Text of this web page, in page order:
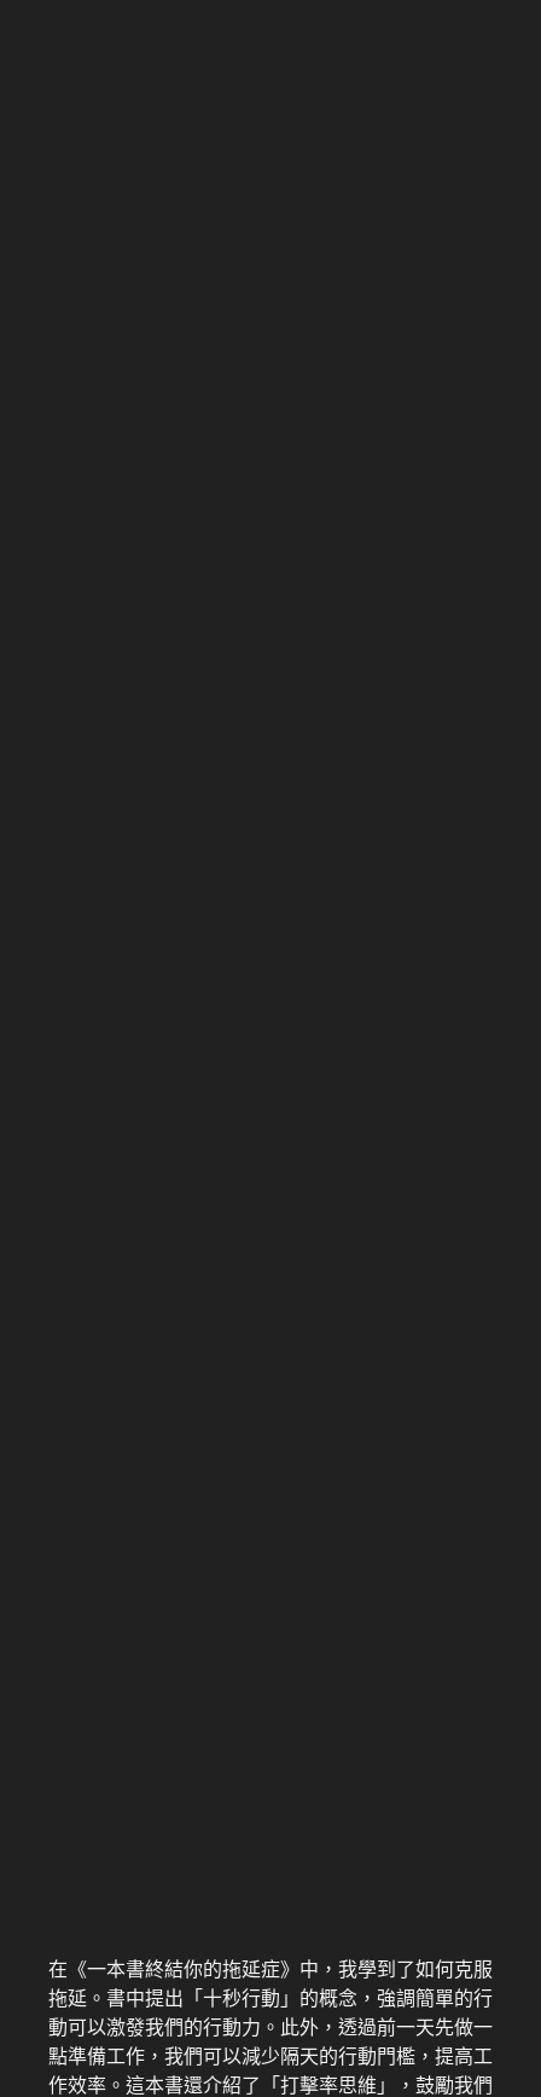
在《一本書終結你的拖延症》中，我學到了如何克服
拖延。書中提出「十秒行動」的概念，強調簡單的行
動可以激發我們的行動力。此外，透過前一天先做一
點準備工作，我們可以減少隔天的行動門檻，提高工
作效率。這本書還介紹了「打擊率思維」，鼓勵我們